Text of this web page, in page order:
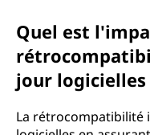
Quel est
jour logicielles
La rétrocompatibilité